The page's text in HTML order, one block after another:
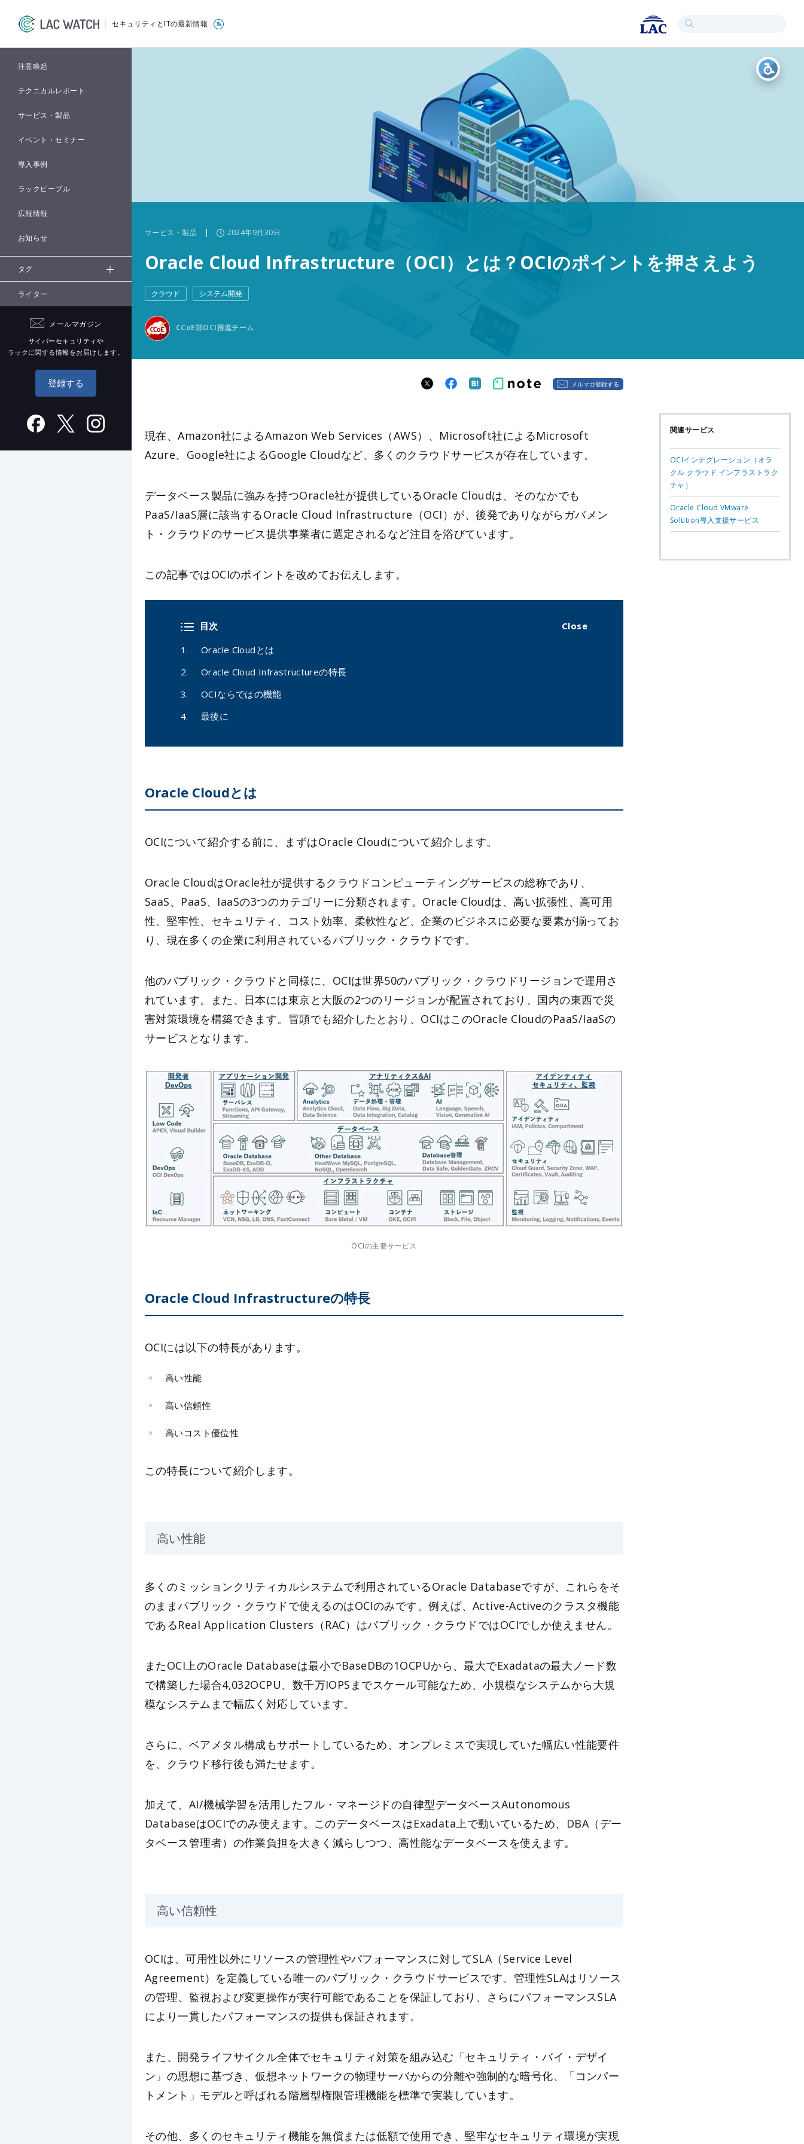
セキュリティとITの最新情報
注意喚起
テクニカルレポート
サービス・製品
イベント・セミナー
導入事例
ラックピープル
広報情報
お知らせ
タグ
ライター
メールマガジン
サイバーセキュリティや
ラックに関する情報をお届けします。
登録する
サービス・製品 | 2024年9月30日
Oracle Cloud Infrastructure（OCI）とは？OCIのポイントを押さえよう
クラウド システム開発
CCoE部OCI推進チーム
メルマガ登録する
現在、Amazon社によるAmazon Web Services（AWS）、Microsoft社によるMicrosoft
Azure、Google社によるGoogle Cloudなど、多くのクラウドサービスが存在しています。
データベース製品に強みを持つOracle社が提供しているOracle Cloudは、そのなかでも
PaaS/IaaS層に該当するOracle Cloud Infrastructure（OCI）が、後発でありながらガバメン
ト・クラウドのサービス提供事業者に選定されるなど注目を浴びています。
この記事ではOCIのポイントを改めてお伝えします。
目次
Oracle Cloudとは
Oracle Cloud Infrastructureの特長
OCIならではの機能
最後に
Oracle Cloudとは
OCIについて紹介する前に、まずはOracle Cloudについて紹介します。
Oracle CloudはOracle社が提供するクラウドコンピューティングサービスの総称であり、
SaaS、PaaS、IaaSの3つのカテゴリーに分類されます。Oracle Cloudは、高い拡張性、高可用
性、堅牢性、セキュリティ、コスト効率、柔軟性など、企業のビジネスに必要な要素が揃ってお
り、現在多くの企業に利用されているパブリック・クラウドです。
他のパブリック・クラウドと同様に、OCIは世界50のパブリック・クラウドリージョンで運用さ
れています。また、日本には東京と大阪の2つのリージョンが配置されており、国内の東西で災
害対策環境を構築できます。冒頭でも紹介したとおり、OCIはこのOracle CloudのPaaS/IaaSの
サービスとなります。
OCIの主要サービス
Oracle Cloud Infrastructureの特長
OCIには以下の特長があります。
高い性能
高い信頼性
高いコスト優位性
この特長について紹介します。
高い性能
多くのミッションクリティカルシステムで利用されているOracle Databaseですが、これらをそ
のままパブリック・クラウドで使えるのはOCIのみです。例えば、Active-Activeのクラスタ機能
であるReal Application Clusters（RAC）はパブリック・クラウドではOCIでしか使えません。
またOCI上のOracle Databaseは最小でBaseDBの1OCPUから、最大でExadataの最大ノード数
で構築した場合4,032OCPU、数千万IOPSまでスケール可能なため、小規模なシステムから大規
模なシステムまで幅広く対応しています。
さらに、ベアメタル構成もサポートしているため、オンプレミスで実現していた幅広い性能要件
を、クラウド移行後も満たせます。
加えて、AI/機械学習を活用したフル・マネージドの自律型データベースAutonomous
DatabaseはOCIでのみ使えます。このデータベースはExadata上で動いているため、DBA（デー
タベース管理者）の作業負担を大きく減らしつつ、高性能なデータベースを使えます。
高い信頼性
OCIは、可用性以外にリソースの管理性やパフォーマンスに対してSLA（Service Level
Agreement）を定義している唯一のパブリック・クラウドサービスです。管理性SLAはリソース
の管理、監視および変更操作が実行可能であることを保証しており、さらにパフォーマンスSLA
により一貫したパフォーマンスの提供も保証されます。
また、開発ライフサイクル全体でセキュリティ対策を組み込む「セキュリティ・バイ・デザイ
ン」の思想に基づき、仮想ネットワークの物理サーバからの分離や強制的な暗号化、「コンパー
トメント」モデルと呼ばれる階層型権限管理機能を標準で実装しています。
その他、多くのセキュリティ機能を無償または低額で使用でき、堅牢なセキュリティ環境が実現
関連サービス
OCIインテグレーション（オラ
クル クラウド インフラストラク
チャ）
Oracle Cloud VMware
Solution導入支援サービス